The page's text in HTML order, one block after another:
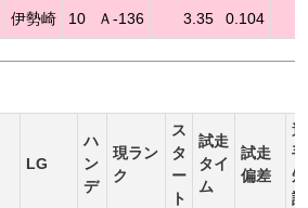
伊勢崎 10 Ａ-136 3.35 0.104
LG
ハ
ン
デ
現ラン
ク
ス
タ
ー
ト
試走
タイ
ム
試走
偏差
選
手
短
評